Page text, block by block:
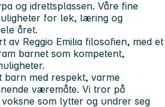
og idrettsplassen. Våre fine
for lek, læring og
året.
av Reggio Emilia filosofien, med et
barnet som kompetent,
barn med respekt, varme
væremåte. Vi tror på
som lytter og undrer seg